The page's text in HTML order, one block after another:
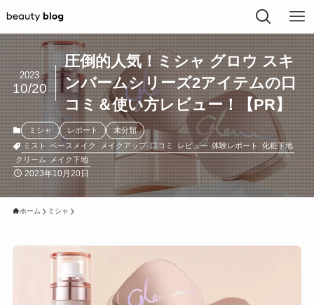
圧倒的人気！ミシャ グロウ スキ
ンバームシリーズ2アイテムの口
コミ＆使い方レビュー！【PR】
2023
10/20
ミシャ レポート
未分類
ミスト ベースメイク メイクアップ 口コミ レビュー 体験レポート 化粧下地
クリーム メイク下地
2023年10月20日
ホーム ミシャ